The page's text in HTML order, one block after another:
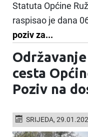
Statuta Općine
raspisao je dana
poziv za...
cesta
Poziv na
SRIJEDA,